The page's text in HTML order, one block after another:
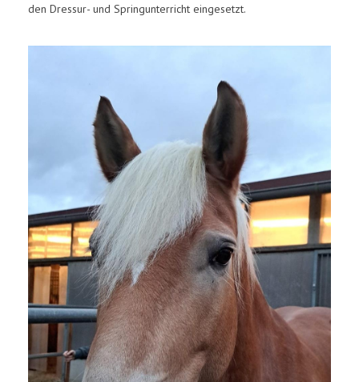
den Dressur- und Springunterricht eingesetzt.